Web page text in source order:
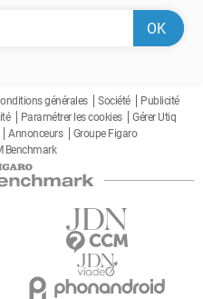
générales Société
Publicité
Paramétrer les cookies
Gérer Utiq
Annonceurs
Groupe Figaro
Benchmark